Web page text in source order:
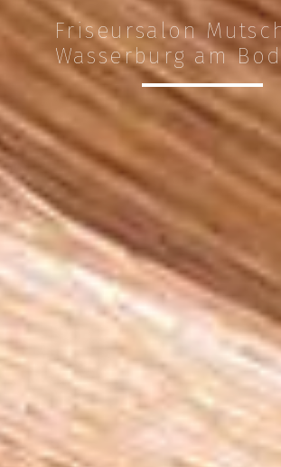
Friseursalon
Wasserburg am